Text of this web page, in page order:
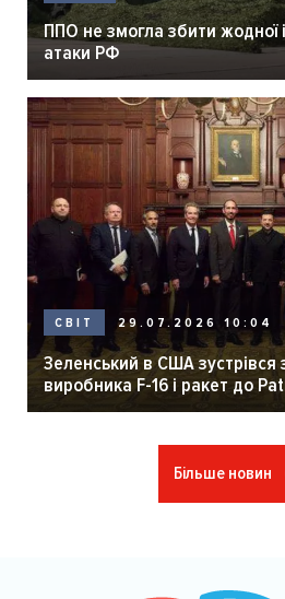
ППО не змогла збити жодної
атаки РФ
СВІТ 29.07.2026 10:04
Зеленський в США
виробника F-16 і ракет до
Більше новин